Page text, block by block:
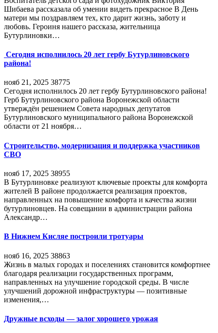
Шибаева рассказала об умении видеть прекрасное В День
матери мы поздравляем тех, кто дарит жизнь, заботу и
любовь. Героиня нашего рассказа, жительница
Бутурлиновки…
Сегодня исполнилось 20 лет гербу Бутурлиновского
района!
нояб 21, 2025 38775
Сегодня исполнилось 20 лет гербу Бутурлиновского района!
Герб Бутурлиновского района Воронежской области
утверждён решением Совета народных депутатов
Бутурлиновского муниципального района Воронежской
области от 21 ноября…
Строительство, модернизация и поддержка участников
СВО
нояб 17, 2025 38955
В Бутурлиновке реализуют ключевые проекты для комфорта
жителей В районе продолжается реализация проектов,
направленных на повышение комфорта и качества жизни
бутурлиновцев. На совещании в администрации района
Александр…
В Нижнем Кисляе построили тротуары
нояб 16, 2025 38863
Жизнь в малых городах и поселениях становится комфортнее
благодаря реализации государственных программ,
направленных на улучшение городской среды. В числе
улучшений дорожной инфраструктуры — позитивные
изменения,…
Дружные всходы — залог хорошего урожая